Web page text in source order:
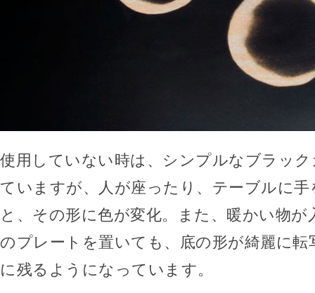
使用していない時は、シンプルなブラッ
ていますが、人が座ったり、テーブルに
と、その形に色が変化。また、暖かい物が
のプレートを置いても、底の形が綺麗に
に残るようになっています。